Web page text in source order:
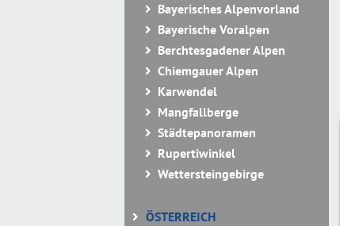
Bayerisches Alpenvorland
Bayerische Voralpen
Berchtesgadener Alpen
Chiemgauer Alpen
Karwendel
Mangfallberge
Städtepanoramen
Rupertiwinkel
Wettersteingebirge
ÖSTERREICH